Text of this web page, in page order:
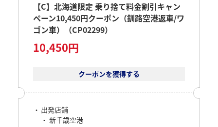
【C】北海道限定 乗り捨て料金割引キャン
ペーン10,450円クーポン（釧路空港返車/ワ
ゴン車）（CP02299）
10,450円
クーポンを獲得する
出発店舗
新千歳空港